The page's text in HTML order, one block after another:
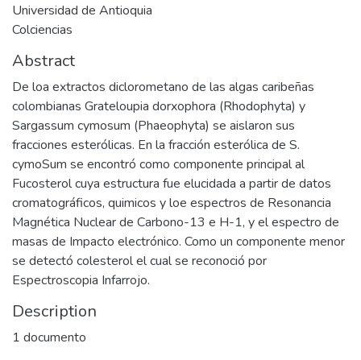
Universidad de Antioquia
Colciencias
Abstract
De loa extractos diclorometano de las algas caribeñas
colombianas Grateloupia dorxophora (Rhodophyta) y
Sargassum cymosum (Phaeophyta) se aislaron sus
fracciones esterólicas. En la fracción esterólica de S.
cymoSum se encontró como componente principal al
Fucosterol cuya estructura fue elucidada a partir de datos
cromatográficos, quimicos y loe espectros de Resonancia
Magnética Nuclear de Carbono-13 e H-1, y el espectro de
masas de Impacto electrónico. Como un componente menor
se detectó colesterol el cual se reconoció por
Espectroscopia Infarrojo.
Description
1 documento